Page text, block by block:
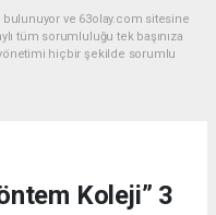
bulunuyor ve 63olay.com sitesine
tüm sorumluluğu tek başınıza
hiçbir şekilde sorumlu
Koleji” 3